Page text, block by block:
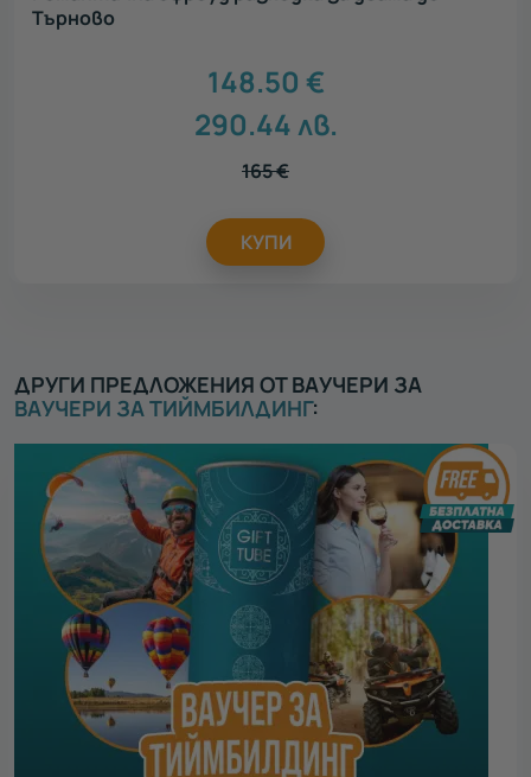
Търново
148.50 €
290.44лв.
165€
КУПИ
ДРУГИ ПРЕДЛОЖЕНИЯ ОТ ВАУЧЕРИ ЗА
ВАУЧЕРИ ЗА ТИЙМБИЛДИНГ: